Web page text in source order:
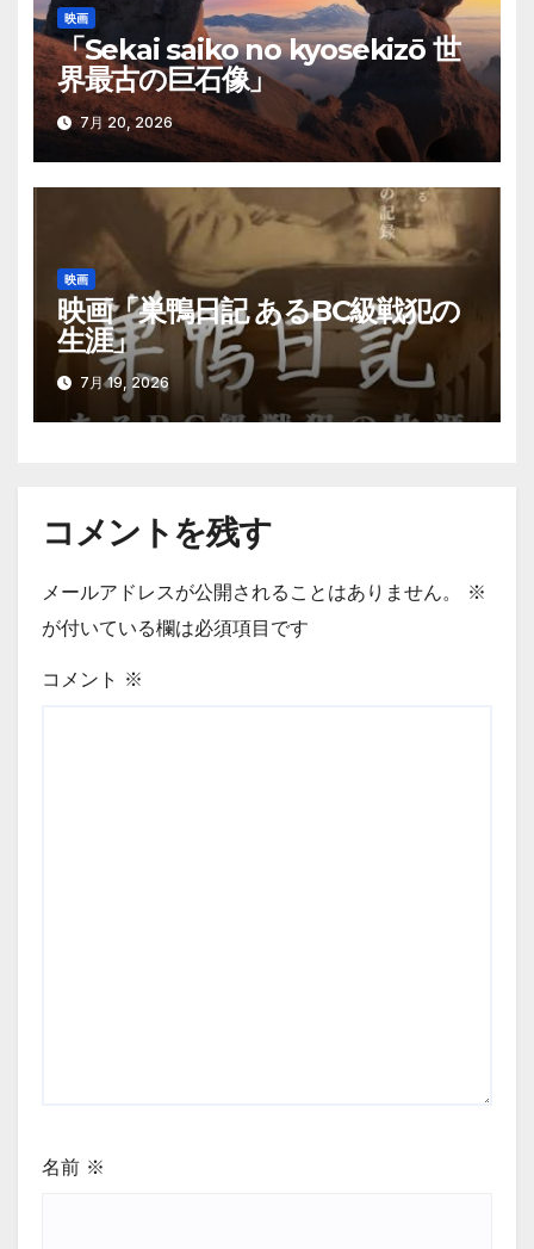
映画
「Sekai saiko no kyosekizō 世
界最古の巨石像」
7月 20, 2026
映画
映画「巣鴨日記 あるBC級戦犯の
生涯」
7月 19, 2026
コメントを残す
メールアドレスが公開されることはありません。
※
が付いている欄は必須項目です
コメント ※
名前 ※